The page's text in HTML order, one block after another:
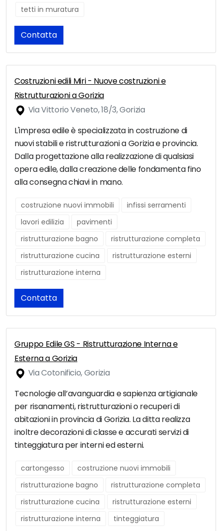
tetti in muratura
Contatta
Costruzioni edili Miri - Nuove costruzioni e
Ristrutturazioni a Gorizia
Via Vittorio Veneto, 18/3, Gorizia
L'impresa edile è specializzata in costruzione di
nuovi stabili e ristrutturazioni a Gorizia e provincia.
Dalla progettazione alla realizzazione di qualsiasi
opera edile, dalla creazione delle fondamenta fino
alla consegna chiavi in mano.
costruzione nuovi immobili
infissi serramenti
lavori edilizia
pavimenti
ristrutturazione bagno
ristrutturazione completa
ristrutturazione cucina
ristrutturazione esterni
ristrutturazione interna
Contatta
Gruppo Edile GS - Ristrutturazione Interna e
Esterna a Gorizia
Via Cotonificio, Gorizia
Tecnologie all’avanguardia e sapienza artigianale
per risanamenti, ristrutturazioni o recuperi di
abitazioni in provincia di Gorizia. La ditta realizza
inoltre decorazioni di classe e accurati servizi di
tinteggiatura per interni ed esterni.
cartongesso
costruzione nuovi immobili
ristrutturazione bagno
ristrutturazione completa
ristrutturazione cucina
ristrutturazione esterni
ristrutturazione interna
tinteggiatura